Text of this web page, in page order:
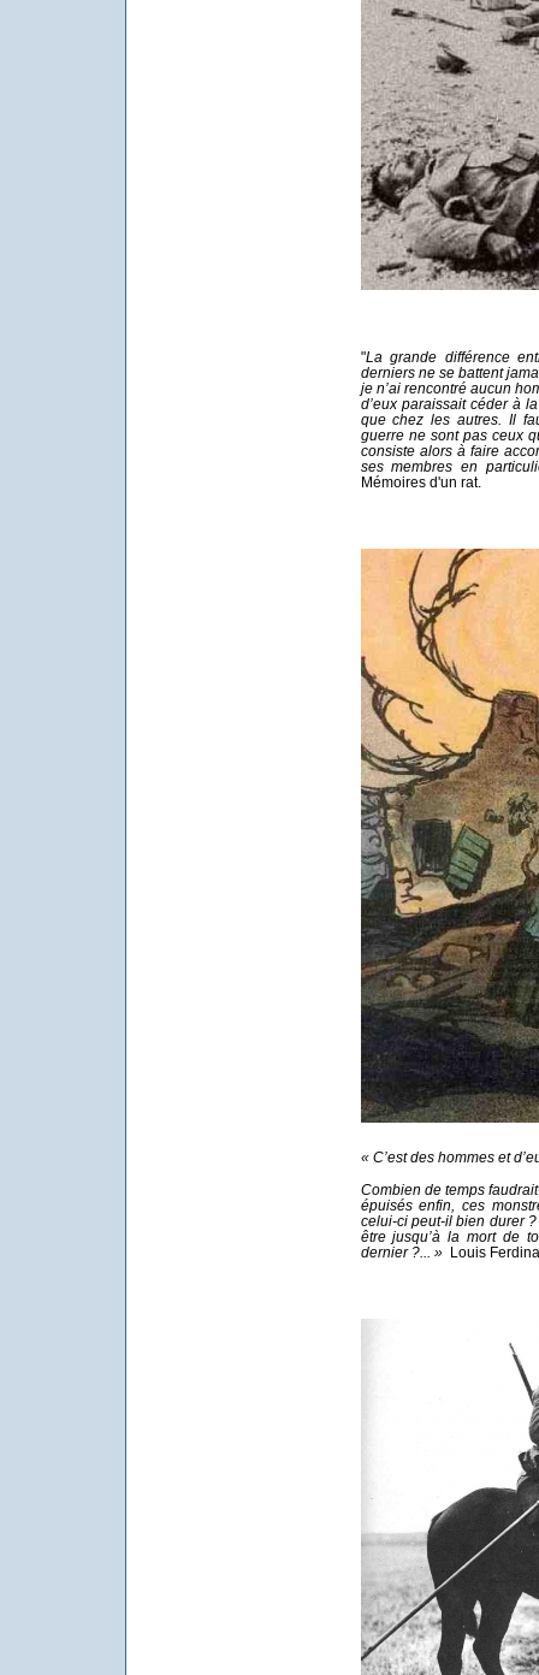
"La grande différence
derniers ne se battent
je n’ai rencontré aucun
d’eux paraissait céder à
que chez les autres. Il
guerre ne sont pas ceux
consiste alors à faire
ses membres en
Mémoires d'un rat.
« C’est des hommes et
Combien de temps
épuisés enfin, ces
celui-ci peut-il bien durer
être jusqu’à la mort de
dernier ?... »
Louis